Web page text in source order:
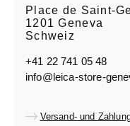
Place de Saint-
1201 Geneva
Schweiz
+41 22 741 05 48
info@leica-store-
Versand- und